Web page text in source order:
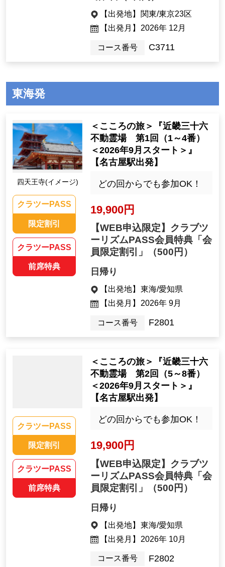
【出発地】 関東/東京23区
【出発月】 2026年 12月
コース番号 C3711
東海発
四天王寺(イメージ)
クラツーPASS
限定割引
クラツーPASS
前席特典
＜こころの旅＞『近畿三十六
不動霊場 第1回（1～4番）
＜2026年9月スタート＞』
【名古屋駅出発】
どの回からでも参加OK！
19,900円
【WEB申込限定】クラブツ
ーリズムPASS会員特典「会
員限定割引」
（500円）
日帰り
【出発地】 東海/愛知県
【出発月】 2026年 9月
コース番号 F2801
クラツーPASS
限定割引
クラツーPASS
前席特典
＜こころの旅＞『近畿三十六
不動霊場 第2回（5～8番）
＜2026年9月スタート＞』
【名古屋駅出発】
どの回からでも参加OK！
19,900円
【WEB申込限定】クラブツ
ーリズムPASS会員特典「会
員限定割引」
（500円）
日帰り
【出発地】 東海/愛知県
【出発月】 2026年 10月
コース番号 F2802